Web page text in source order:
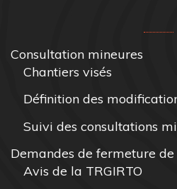
Consultation mineures
Chantiers visés
Définition des
Suivi des consultations
Demandes de fermeture de
Avis de la TRGIRTO